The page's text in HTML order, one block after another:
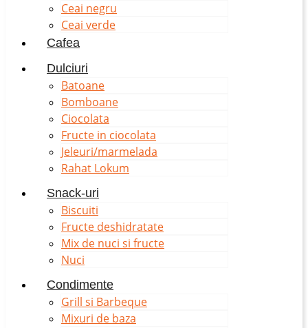
Ceai negru
Ceai verde
Cafea
Dulciuri
Batoane
Bomboane
Ciocolata
Fructe in ciocolata
Jeleuri/marmelada
Rahat Lokum
Snack-uri
Biscuiti
Fructe deshidratate
Mix de nuci si fructe
Nuci
Condimente
Grill si Barbeque
Mixuri de baza